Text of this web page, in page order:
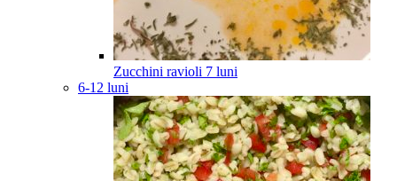
Zucchini ravioli 7 luni
6-12 luni